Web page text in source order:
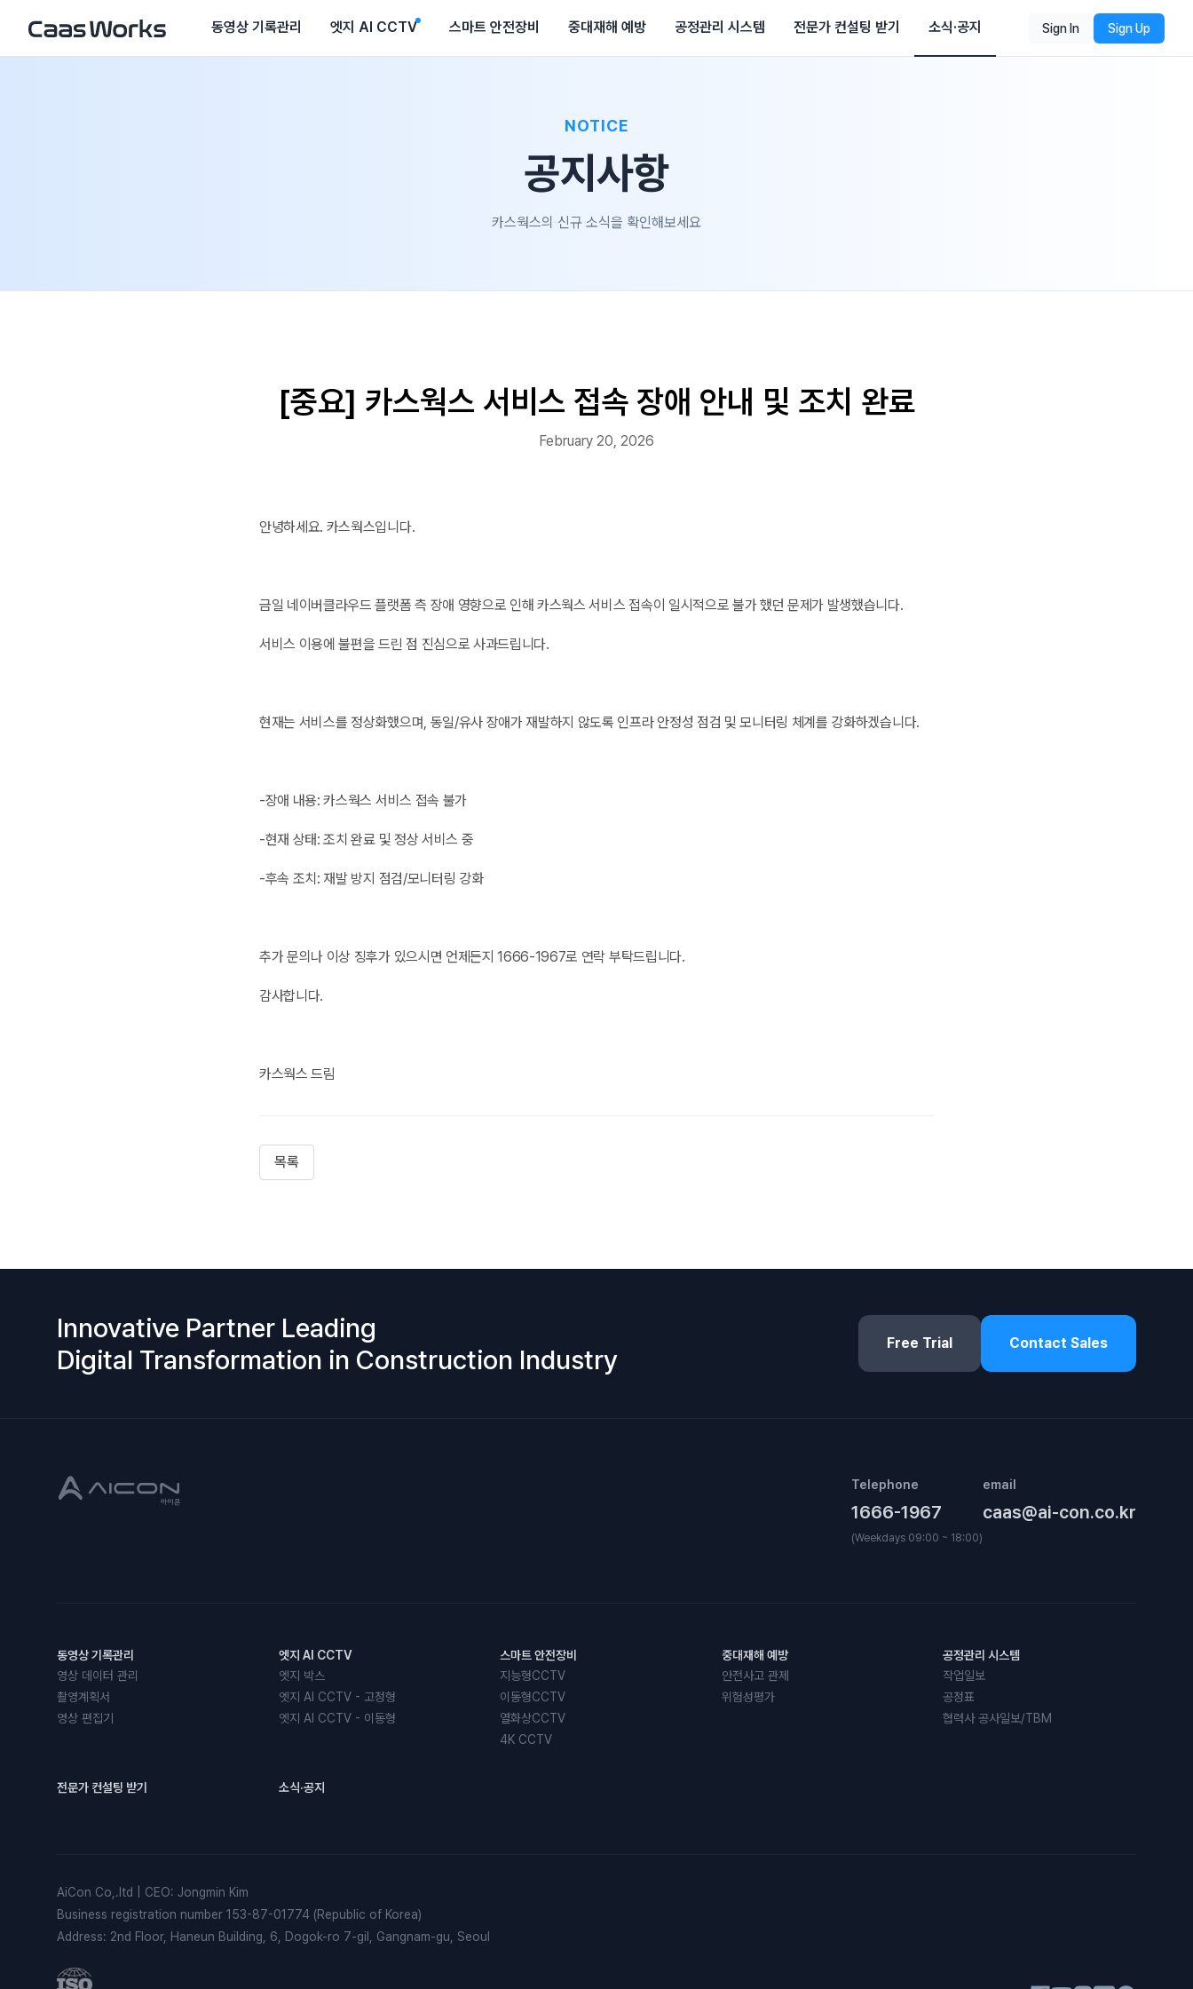
동영상 기록관리 엣지 AI CCTV 스마트 안전장비 중대재해 예방 공정관리 시스템 전문가 컨설팅 받기 소식·공지 Sign In Sign Up
NOTICE
공지사항
카스웍스의 신규 소식을 확인해보세요
[중요] 카스웍스 서비스 접속 장애 안내 및 조치 완료
February 20, 2026
안녕하세요. 카스웍스입니다.
금일 네이버클라우드 플랫폼 측 장애 영향으로 인해 카스웍스 서비스 접속이 일시적으로 불가 했던 문제가 발생했습니다.
서비스 이용에 불편을 드린 점 진심으로 사과드립니다.
현재는 서비스를 정상화했으며, 동일/유사 장애가 재발하지 않도록 인프라 안정성 점검 및 모니터링 체계를 강화하겠습니다.
-장애 내용: 카스웍스 서비스 접속 불가
-현재 상태: 조치 완료 및 정상 서비스 중
-후속 조치: 재발 방지 점검/모니터링 강화
추가 문의나 이상 징후가 있으시면 언제든지 1666-1967로 연락 부탁드립니다.
감사합니다.
카스웍스 드림
목록
Innovative Partner Leading
Digital Transformation in Construction Industry
Free Trial Contact Sales
Telephone
1666-1967
(Weekdays 09:00 ~ 18:00)
email
caas@ai-con.co.kr
동영상 기록관리
영상 데이터 관리
촬영계획서
영상 편집기
엣지 AI CCTV
엣지 박스
엣지 AI CCTV - 고정형
엣지 AI CCTV - 이동형
스마트 안전장비
지능형CCTV
이동형CCTV
열화상CCTV
4K CCTV
중대재해 예방
안전사고 관제
위험성평가
공정관리 시스템
작업일보
공정표
협력사 공사일보/TBM
전문가 컨설팅 받기 소식·공지
AiCon Co,.ltd CEO: Jongmin Kim
Business registration number 153-87-01774 (Republic of Korea)
Address: 2nd Floor, Haneun Building, 6, Dogok-ro 7-gil, Gangnam-gu, Seoul